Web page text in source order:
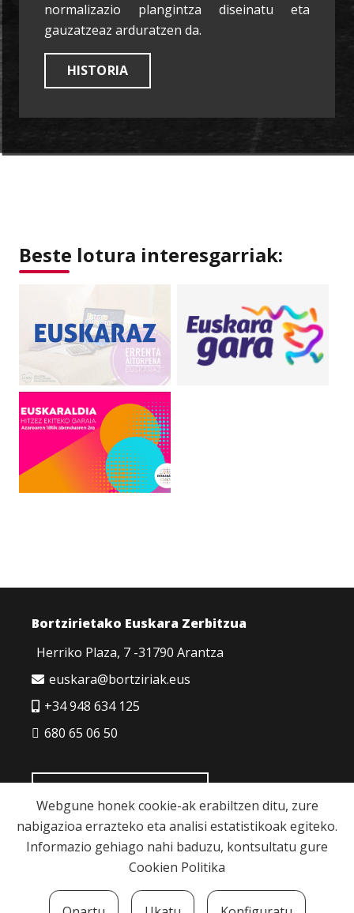
normalizazio plangintza diseinatu eta
gauzatzeaz arduratzen da.
HISTORIA
Beste lotura interesgarriak:
Bortzirietako Euskara Zerbitzua
Herriko Plaza, 7 -31790 Arantza
euskara@bortziriak.eus
+34 948 634 125
680 65 06 50
Cookie politika | Pribatutasun politika | Lege
Webgune honek cookie-ak erabiltzen ditu, zure
nabigazioa errazteko eta analisi estatistikoak egiteko.
Informazio gehiago nahi baduzu, kontsultatu gure
Cookien Politika